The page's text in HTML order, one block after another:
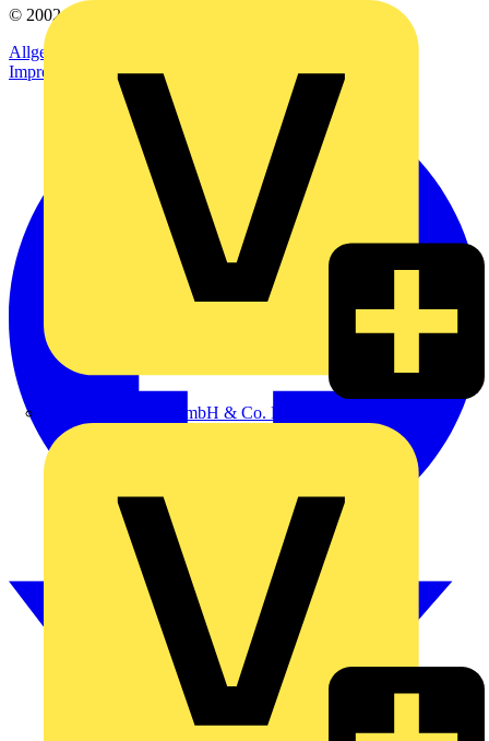
Alexander Bürkle GmbH & Co. KG
© 2002-
Allgemeine Geschäftsbedingungen
Impressum